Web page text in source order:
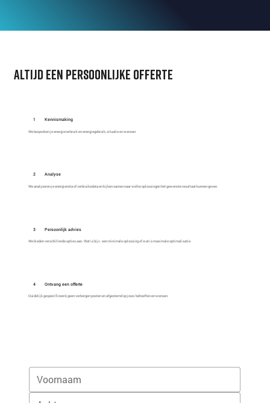
1 Kennismaking
We bespreken je energieverbruik en energiegebruik, situatie en wensen.
2 Analyse
We analyseren je energienota of verbruiksdata en kijken samen naar welke oplossingen het gewenste resultaat kunnen geven.
3 Persoonlijk advies
We bieden verschillende opties aan. Wat is bijv. een minimale oplossing of wat is maximale optimalisatie.
4 Ontvang een offerte
Duidelijk gespecificeerd, geen verborgen posten en afgestemd op jouw behoeften en wensen.
altijd een persoonlijke offerte